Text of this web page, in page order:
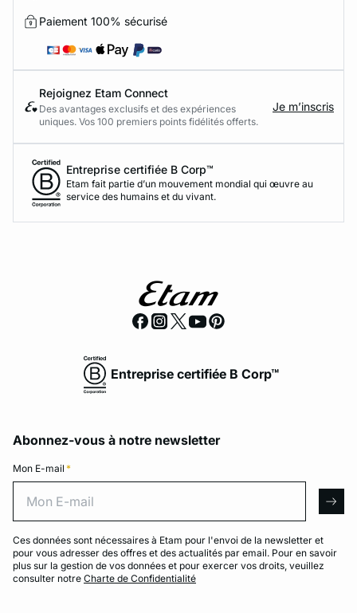
Paiement 100% sécurisé
Rejoignez Etam Connect
Des avantages exclusifs et des expériences
uniques. Vos 100 premiers points fidélités offerts.
Je m’inscris
Entreprise certifiée B Corp™
Etam fait partie d’un mouvement mondial qui œuvre au
service des humains et du vivant.
Entreprise certifiée B Corp™
Abonnez-vous à notre newsletter
Mon E-mail *
Ces données sont nécessaires à Etam pour l'envoi de la newsletter et
pour vous adresser des offres et des actualités par email. Pour en savoir
plus sur la gestion de vos données et pour exercer vos droits, veuillez
consulter notre Charte de Confidentialité